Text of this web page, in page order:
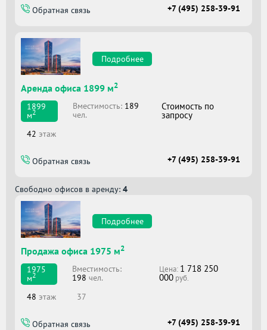
Обратная связь +7 (495) 258-39-91
Подробнее
Аренда офиса 1899 м2
1899
м2
Вместимоcть: 189
чел.
Стоимость по
запросу
42 этаж
Обратная связь +7 (495) 258-39-91
Свободно офисов в аренду: 4
Подробнее
Продажа офиса 1975 м2
1975
м2
Вместимоcть:
198 чел.
Цена: 1 718 250
000руб.
48 этаж 37
Обратная связь +7 (495) 258-39-91